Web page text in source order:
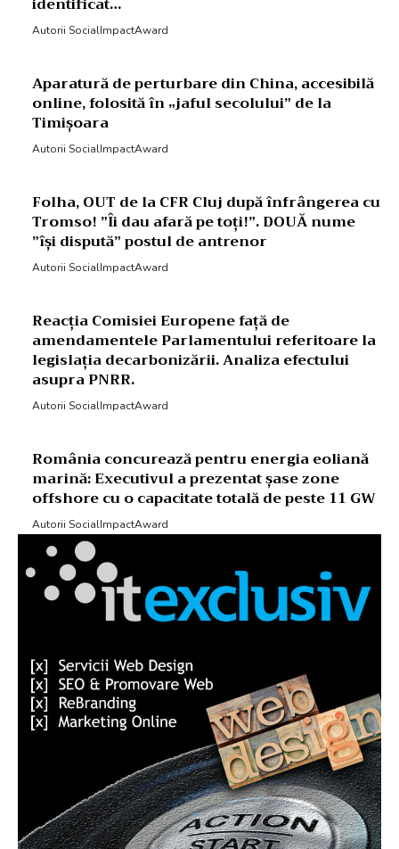
Autorii SocialImpactAward
Aparatură de perturbare din China, accesibilă
online, folosită în „jaful secolului” de la
Timișoara
Autorii SocialImpactAward
Folha, OUT de la CFR Cluj după înfrângerea cu
Tromso! ”Îi dau afară pe toți!”. DOUĂ nume
”își dispută” postul de antrenor
Autorii SocialImpactAward
Reacția Comisiei Europene față de
amendamentele Parlamentului referitoare la
legislația decarbonizării. Analiza efectului
asupra PNRR.
Autorii SocialImpactAward
România concurează pentru energia eoliană
marină: Executivul a prezentat șase zone
offshore cu o capacitate totală de peste 11 GW
Autorii SocialImpactAward